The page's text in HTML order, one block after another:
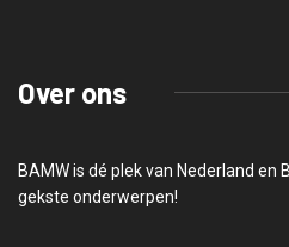
Over ons
BAMW is dé plek van Nederland
gekste onderwerpen!